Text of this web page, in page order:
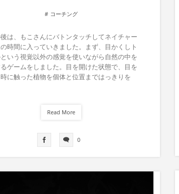
コーチング
は、もこさんにバトンタッチしてネイチャー
時間に入っていきました。まず、目かくしト
いう視覚以外の感覚を使いながら自然の中を
ゲームをしました。目を開けた状態で、目を
に触った植物を個体と位置まではっきりを
Read More
0